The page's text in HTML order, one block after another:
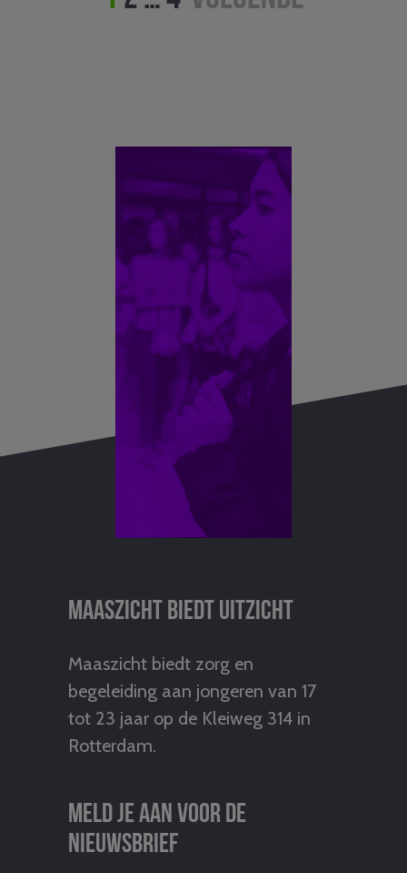
Maaszicht biedt uitzicht
Maaszicht biedt zorg en
begeleiding aan jongeren van 17
tot 23 jaar op de Kleiweg 314 in
Rotterdam.
Meld je aan voor de
nieuwsbrief